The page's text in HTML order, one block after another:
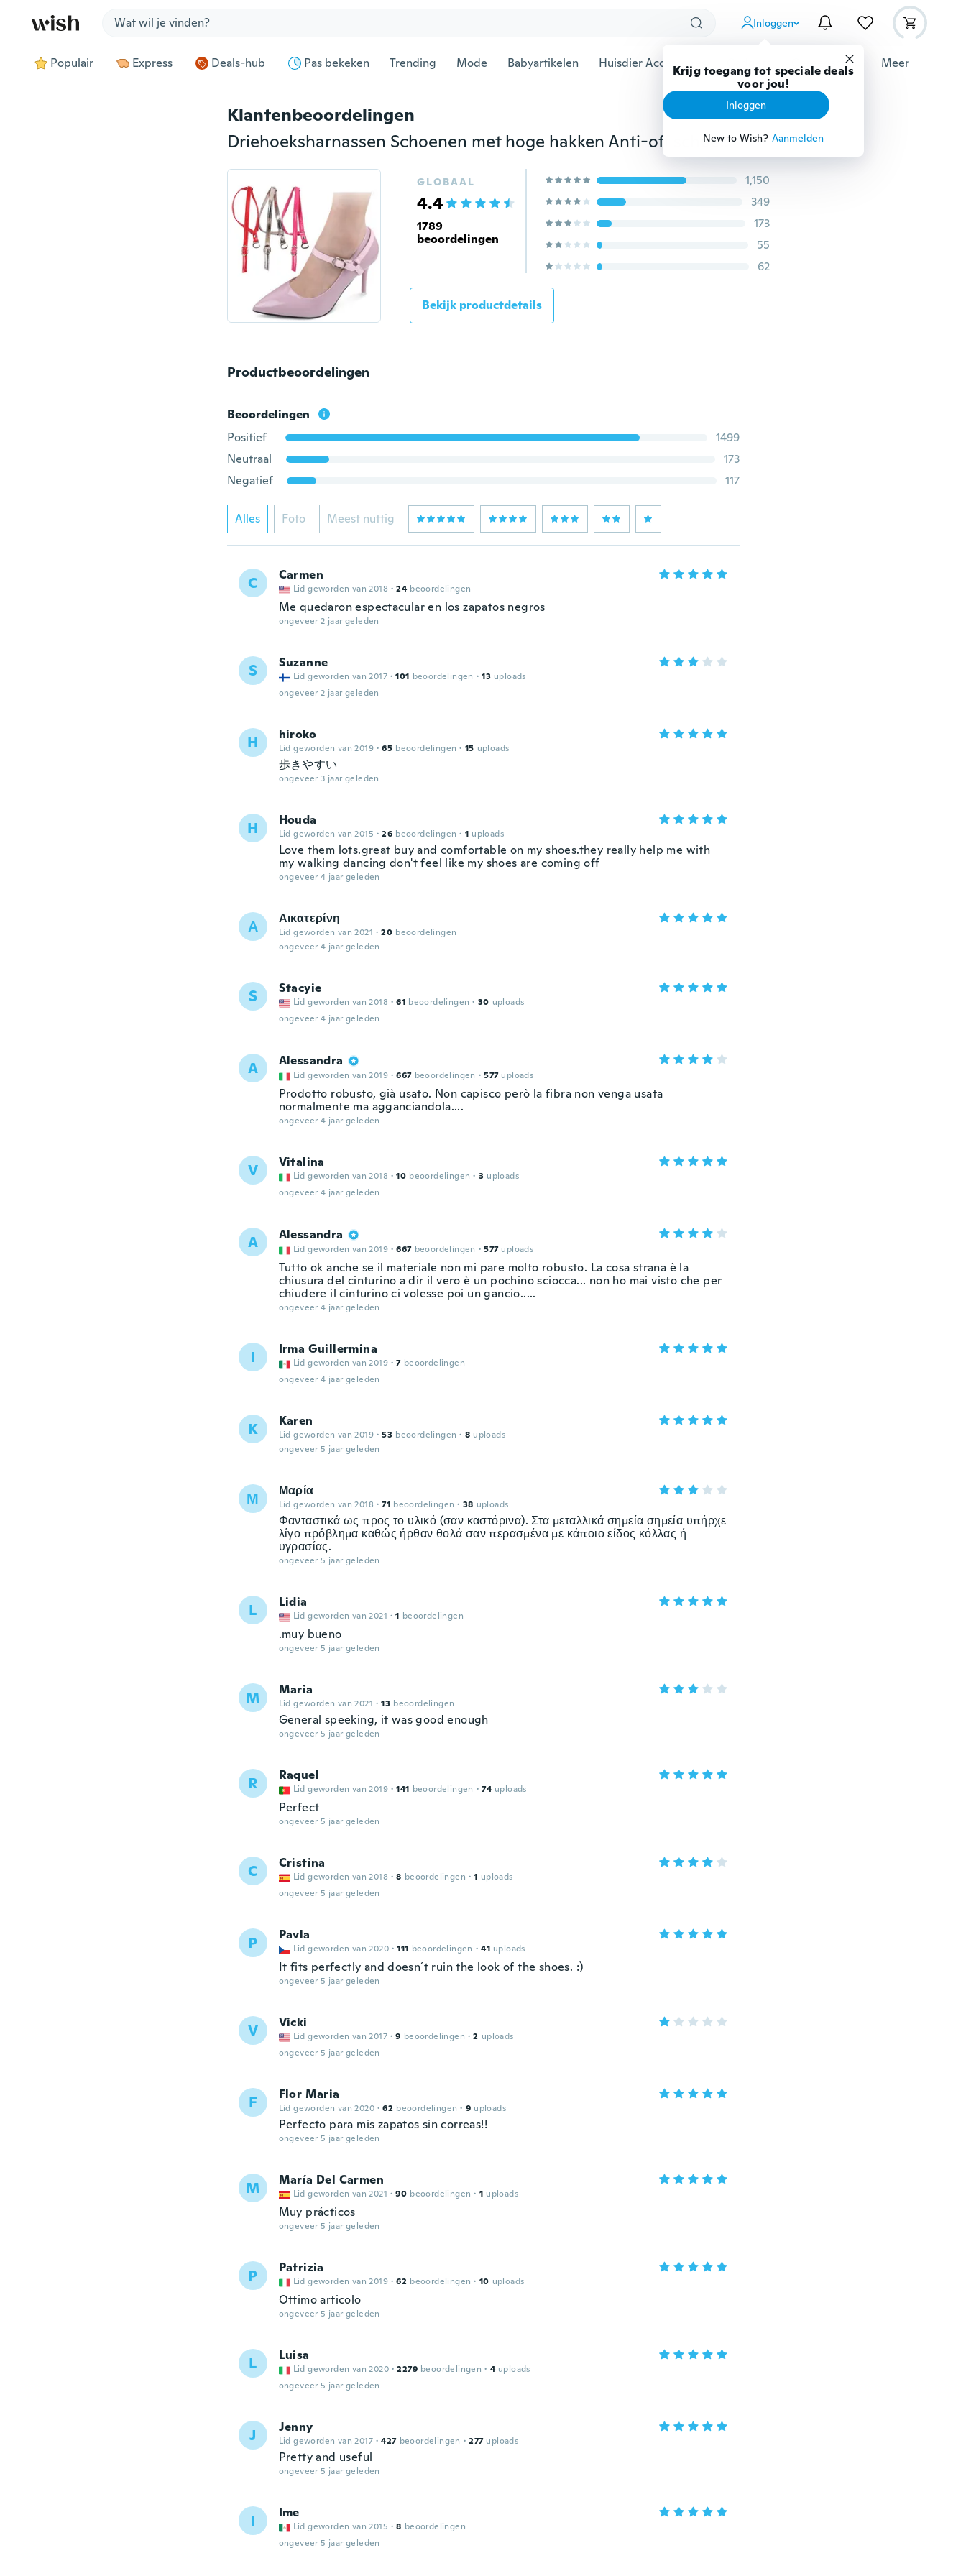
Inloggen
Krijg toegang tot speciale deals
voor jou!
Inloggen
New to Wish? Aanmelden
Populair Express Deals-hub Pas bekeken Trending Mode Babyartikelen Huisdier Accessoires Gereedschap Meer
Klantenbeoordelingen
Driehoeksharnassen Schoenen met hoge hakken Anti-off schoenen Schoengesp Schoenen Accessoires Schoenen Groot Niet met voetriemen
GLOBAAL
4.4
1789
beoordelingen
1,150
349
173
55
62
Bekijk productdetails
Productbeoordelingen
Beoordelingen
Positief
1499
Neutraal
173
Negatief
117
Alles Foto Meest nuttig
C Carmen
Lid geworden van 2018 · 24 beoordelingen
Me quedaron espectacular en los zapatos negros
ongeveer 2 jaar geleden
S Suzanne
Lid geworden van 2017 · 101 beoordelingen · 13 uploads
ongeveer 2 jaar geleden
H hiroko
Lid geworden van 2019 · 65 beoordelingen · 15 uploads
歩きやすい
ongeveer 3 jaar geleden
H Houda
Lid geworden van 2015 · 26 beoordelingen · 1 uploads
Love them lots.great buy and comfortable on my shoes.they really help me with
my walking dancing don't feel like my shoes are coming off
ongeveer 4 jaar geleden
Α Αικατερίνη
Lid geworden van 2021 · 20 beoordelingen
ongeveer 4 jaar geleden
S Stacyie
Lid geworden van 2018 · 61 beoordelingen · 30 uploads
ongeveer 4 jaar geleden
A Alessandra
Lid geworden van 2019 · 667 beoordelingen · 577 uploads
Prodotto robusto, già usato. Non capisco però la fibra non venga usata
normalmente ma agganciandola....
ongeveer 4 jaar geleden
V Vitalina
Lid geworden van 2018 · 10 beoordelingen · 3 uploads
ongeveer 4 jaar geleden
A Alessandra
Lid geworden van 2019 · 667 beoordelingen · 577 uploads
Tutto ok anche se il materiale non mi pare molto robusto. La cosa strana è la
chiusura del cinturino a dir il vero è un pochino sciocca... non ho mai visto che per
chiudere il cinturino ci volesse poi un gancio.....
ongeveer 4 jaar geleden
I Irma Guillermina
Lid geworden van 2019 · 7 beoordelingen
ongeveer 4 jaar geleden
K Karen
Lid geworden van 2019 · 53 beoordelingen · 8 uploads
ongeveer 5 jaar geleden
Μ Μαρία
Lid geworden van 2018 · 71 beoordelingen · 38 uploads
Φανταστικά ως προς το υλικό (σαν καστόρινα). Στα μεταλλικά σημεία σημεία υπήρχε
λίγο πρόβλημα καθώς ήρθαν θολά σαν περασμένα με κάποιο είδος κόλλας ή
υγρασίας.
ongeveer 5 jaar geleden
L Lidia
Lid geworden van 2021 · 1 beoordelingen
.muy bueno
ongeveer 5 jaar geleden
M Maria
Lid geworden van 2021 · 13 beoordelingen
General speeking, it was good enough
ongeveer 5 jaar geleden
R Raquel
Lid geworden van 2019 · 141 beoordelingen · 74 uploads
Perfect
ongeveer 5 jaar geleden
C Cristina
Lid geworden van 2018 · 8 beoordelingen · 1 uploads
ongeveer 5 jaar geleden
P Pavla
Lid geworden van 2020 · 111 beoordelingen · 41 uploads
It fits perfectly and doesn´t ruin the look of the shoes. :)
ongeveer 5 jaar geleden
V Vicki
Lid geworden van 2017 · 9 beoordelingen · 2 uploads
ongeveer 5 jaar geleden
F Flor Maria
Lid geworden van 2020 · 62 beoordelingen · 9 uploads
Perfecto para mis zapatos sin correas!!
ongeveer 5 jaar geleden
M María Del Carmen
Lid geworden van 2021 · 90 beoordelingen · 1 uploads
Muy prácticos
ongeveer 5 jaar geleden
P Patrizia
Lid geworden van 2019 · 62 beoordelingen · 10 uploads
Ottimo articolo
ongeveer 5 jaar geleden
L Luisa
Lid geworden van 2020 · 2279 beoordelingen · 4 uploads
ongeveer 5 jaar geleden
J Jenny
Lid geworden van 2017 · 427 beoordelingen · 277 uploads
Pretty and useful
ongeveer 5 jaar geleden
I Ime
Lid geworden van 2015 · 8 beoordelingen
ongeveer 5 jaar geleden